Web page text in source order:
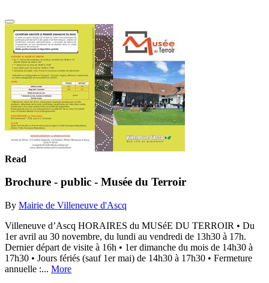
Read
Brochure - public - Musée du Terroir
By Mairie de Villeneuve d'Ascq
Villeneuve d’Ascq HORAIRES du MUSéE DU TERROIR • Du
1er avril au 30 novembre, du lundi au vendredi de 13h30 à 17h.
Dernier départ de visite à 16h • 1er dimanche du mois de 14h30 à
17h30 • Jours fériés (sauf 1er mai) de 14h30 à 17h30 • Fermeture
annuelle :... More